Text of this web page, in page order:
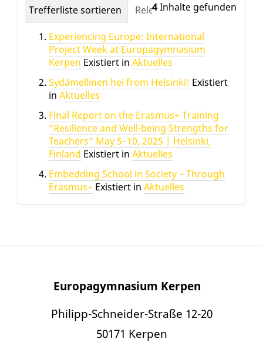
4Inhalte gefunden
Trefferliste sortieren Relevanz Datum
Experiencing Europe: International
Project Week at Europagymnasium
Kerpen Existiert in Aktuelles
Sydämellinen hei from Helsinki! Existiert
in Aktuelles
Final Report on the Erasmus+ Training
“Resilience and Well-being Strengths for
Teachers” May 5–10, 2025 | Helsinki,
Finland Existiert in Aktuelles
Embedding School in Society – Through
Erasmus+ Existiert in Aktuelles
Europagymnasium Kerpen
Philipp-Schneider-Straße 12-20
50171 Kerpen